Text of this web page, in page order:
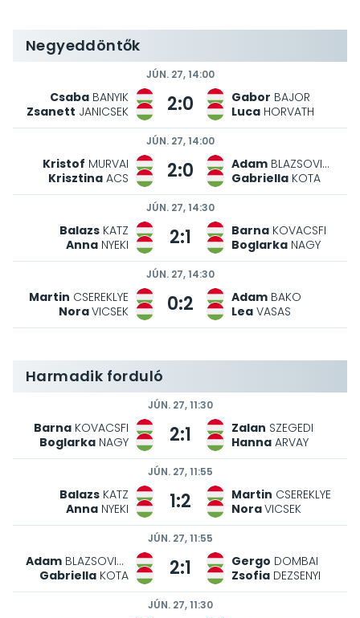
Negyeddöntők
JÚN. 27, 14:00
Csaba BANYIK
Zsanett JANICSEK 2:0 Gabor BAJOR
Luca HORVATH
JÚN. 27, 14:00
Kristof MURVAI
Krisztina ACS 2:0 Adam BLAZSOVICS
Gabriella KOTA
JÚN. 27, 14:30
Balazs KATZ
Anna NYEKI 2:1 Barna KOVACSFI
Boglarka NAGY
JÚN. 27, 14:30
Martin CSEREKLYE
NoraVICSEK 0:2 Adam BAKO
Lea VASAS
Harmadik forduló
JÚN. 27, 11:30
Barna KOVACSFI
Boglarka NAGY 2:1 Zalan SZEGEDI
Hanna ARVAY
JÚN. 27, 11:55
Balazs KATZ
Anna NYEKI 1:2 Martin CSEREKLYE
NoraVICSEK
JÚN. 27, 11:55
Adam BLAZSOVICS
Gabriella KOTA 2:1 Gergo DOMBAI
Zsofia DEZSENYI
JÚN. 27, 11:30